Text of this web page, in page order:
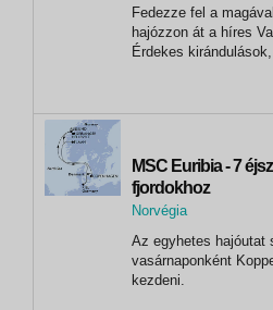
Fedezze fel a
hajózzon át a híres
Érdekes
Vaskapu-szoros |
Csernavoda | Fetesti
MSC Euribia - 7
fjordokhoz
Norvégia
Az egyhetes hajóutat
vasárnaponként
kezdeni.